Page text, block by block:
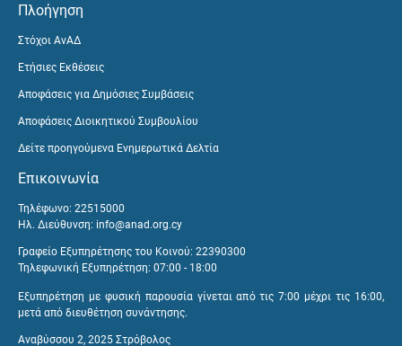
Πλοήγηση
Στόχοι ΑνΑΔ
Ετήσιες Εκθέσεις
Αποφάσεις για Δημόσιες Συμβάσεις
Αποφάσεις Διοικητικού Συμβουλίου
Δείτε προηγούμενα Ενημερωτικά Δελτία
Επικοινωνία
Τηλέφωνο: 22515000
Ηλ. Διεύθυνση: info@anad.org.cy
Γραφείο Εξυπηρέτησης του Κοινού: 22390300
Τηλεφωνική Εξυπηρέτηση: 07:00 - 18:00
Εξυπηρέτηση με φυσική παρουσία γίνεται από τις 7:00 μέχρι τις 16:00,
μετά από διευθέτηση συνάντησης.
Αναβύσσου 2, 2025 Στρόβολος